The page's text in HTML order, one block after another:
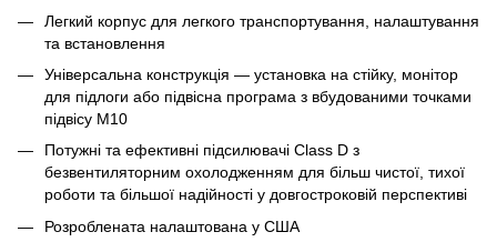
Легкий корпус для легкого транспортування, налаштування
та встановлення
Універсальна конструкція — установка на стійку, монітор
для підлоги або підвісна програма з вбудованими точками
підвісу M10
Потужні та ефективні підсилювачі Class D з
безвентиляторним охолодженням для більш чистої, тихої
роботи та більшої надійності у довгостроковій перспективі
Розроблената налаштована у США